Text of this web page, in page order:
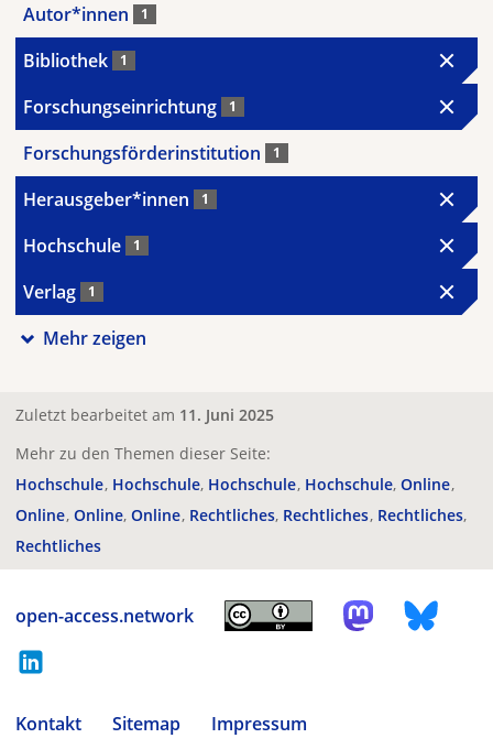
Autor*innen 1
Bibliothek 1
Forschungseinrichtung 1
Forschungsförderinstitution 1
Herausgeber*innen 1
Hochschule 1
Verlag 1
Mehr zeigen
Zuletzt bearbeitet am 11. Juni 2025
Mehr zu den Themen dieser Seite:
Hochschule Hochschule Hochschule Hochschule Online
Online Online Online Rechtliches Rechtliches Rechtliches
Rechtliches
open-access.network
Kontakt Sitemap
Impressum